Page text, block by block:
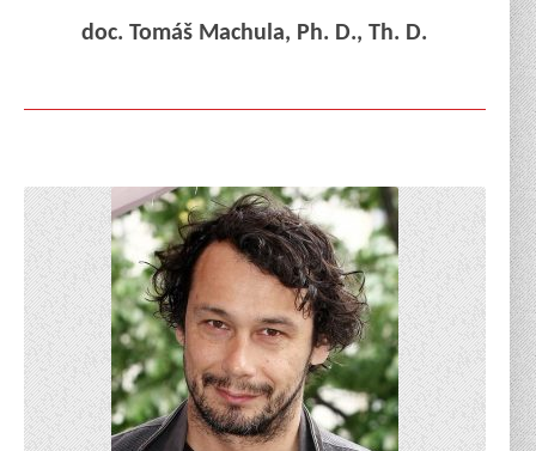
doc. Tomáš Machula, Ph. D., Th. D.